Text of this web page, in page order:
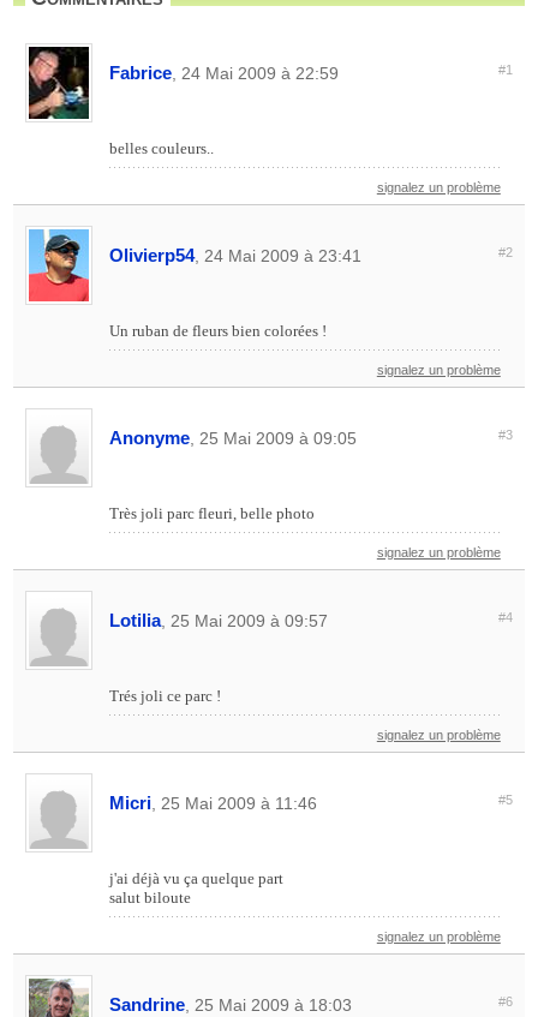
Fabrice , 24 Mai 2009 à 22:59 #1
belles couleurs..
signalez un problème
Olivierp54, 24 Mai 2009 à 23:41 #2
Un ruban de fleurs bien colorées !
signalez un problème
Anonyme , 25 Mai 2009 à 09:05 #3
Très joli parc fleuri, belle photo
signalez un problème
Lotilia, 25 Mai 2009 à 09:57 #4
Trés joli ce parc !
signalez un problème
Micri , 25 Mai 2009 à 11:46 #5
j'ai déjà vu ça quelque part
salut biloute
signalez un problème
Sandrine , 25 Mai 2009 à 18:03 #6